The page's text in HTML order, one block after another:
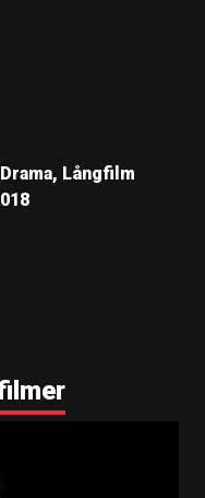
Drama, Långfilm